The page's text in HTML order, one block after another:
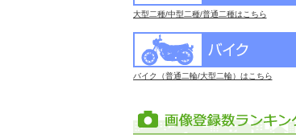
大型二種/中型二種/普通二種はこちら
バイク（普通二輪/大型二輪）はこちら